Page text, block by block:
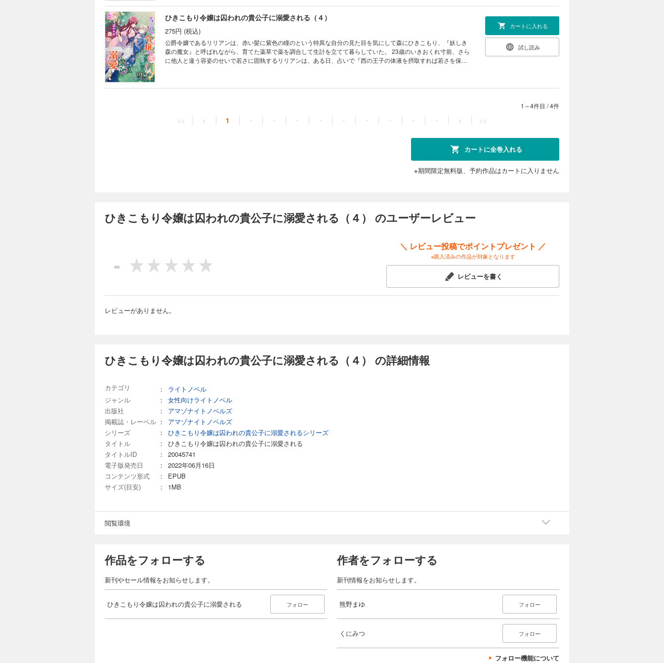
タイミングを見計らっていたリリアンはつい飲みすぎてしまう。 酔って庭に出るとそこにはお目当ての王子が！酔
っぱらったリリアンを優しく介抱してくれるオーガスタスに、 流れで「あなたの体液をください！」とお願いする
と、オーガスタスはどういうわけか「ではぜひ僕を誘拐してください」と言いだし、そのまま舞踏会を抜け出し
て!? ひきこもり公爵令嬢と、年下貴公子の淫らで甘々なスローライフ！ 『ひきこもり令嬢は囚われの貴公子に溺愛
される（３）』には「第三章」（後半）～「第四章」（前半）までを収録
ひきこもり令嬢は囚われの貴公子に溺愛される（４）
275円 (税込)
公爵令嬢であるリリアンは、赤い髪に紫色の瞳のという特異な自分の見た目を気にして森にひきこもり、『妖しき
森の魔女』と呼ばれながら、育てた薬草で薬を調合して生計を立てて暮らしていた。 23歳のいきおくれ寸前、さら
に他人と違う容姿のせいで若さに固執するリリアンは、ある日、占いで『西の王子の体液を摂取すれば若さを保て
タイミングを見計らっていたリリアンはつい飲みすぎてしまう。 酔って庭に出るとそこにはお目当ての王子が！酔
される（４）』には「第四章」（後半）～「終章」までを収録
カートに入れる
試し読み
1～4件目 /4件
<< < 1 ・ ・ ・ ・ ・ ・ ・ ・ ・ > >>
カートに全巻入れる
※期間限定無料版、予約作品はカートに入りません
ひきこもり令嬢は囚われの貴公子に溺愛される（４） のユーザーレビュー
-
＼ レビュー投稿でポイントプレゼント ／
※購入済みの作品が対象となります
レビューを書く
レビューがありません。
ひきこもり令嬢は囚われの貴公子に溺愛される（４） の詳細情報
カテゴリ ：
ライトノベル
ジャンル
：
女性向けライトノベル
出版社
：
アマゾナイトノベルズ
掲載誌・レーベル ：
アマゾナイトノベルズ
シリーズ
：
ひきこもり令嬢は囚われの貴公子に溺愛されるシリーズ
タイトル
：
ひきこもり令嬢は囚われの貴公子に溺愛される
タイトルID
：
20045741
電子版発売日
：
2022年06月16日
コンテンツ形式
：
EPUB
サイズ(目安)
： 1MB
閲覧環境
作品をフォローする
新刊やセール情報をお知らせします。
ひきこもり令嬢は囚われの貴公子に溺愛される フォロー
作者をフォローする
新刊情報をお知らせします。
熊野まゆ フォロー
くにみつ フォロー
フォロー機能について